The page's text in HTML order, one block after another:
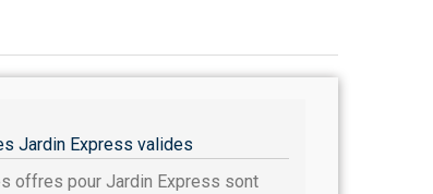
Jardin Express valides
offres pour Jardin Express sont